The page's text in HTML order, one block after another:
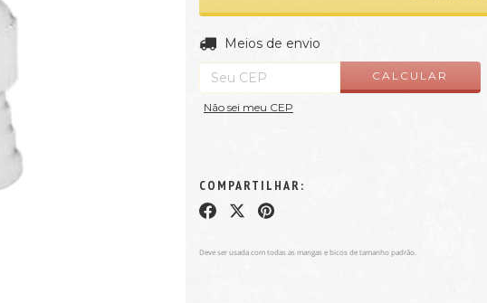
Entregas para o CEP:
Meios de envio
CALCULAR
Não sei meu CEP
COMPARTILHAR:
Deve ser usada com todas as mangas e bicos de tamanho padrão.